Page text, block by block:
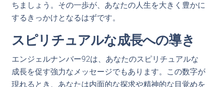
ちましょう。その一歩が、あなたの人生を大きく豊かに
するきっかけとなるはずです。
スピリチュアルな成長への導き
エンジェルナンバー92は、あなたのスピリチュアルな
成長を促す強力なメッセージでもあります。この数字が
現れるとき、あなたは内面的な探求や精神的な目覚めを